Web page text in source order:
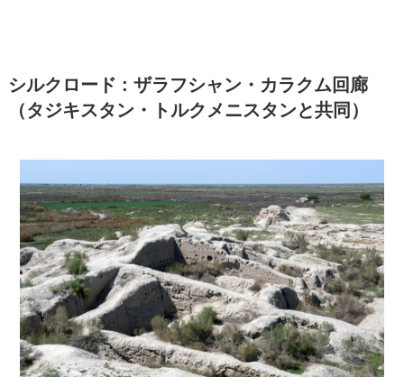
シルクロード : ザラフシャン・カラクム回廊
（タジキスタン・トルクメニスタンと共同）